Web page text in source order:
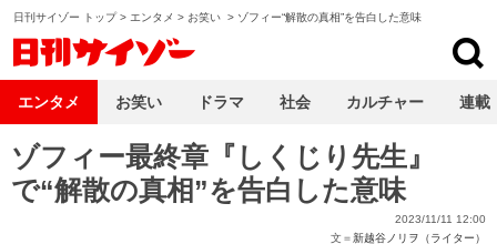
日刊サイゾー トップ> エンタメ > お笑い > ゾフィー“解散の真相”を告白した意味
ゾフィー最終章『しくじり先生』
で“解散の真相”を告白した意味
2023/11/11 12:00
文＝新越谷ノリヲ（ライター）
エンタメ お笑い ドラマ 社会 カルチャー 連載